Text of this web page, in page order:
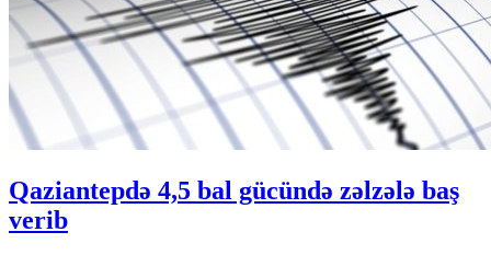
Qaziantepdə 4,5 bal gücündə zəlzələ baş
verib